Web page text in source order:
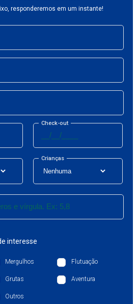
responderemos em um instante!
Check-out
Crianças
interesse
Mergulhos Flutuação
Grutas Aventura
Outros